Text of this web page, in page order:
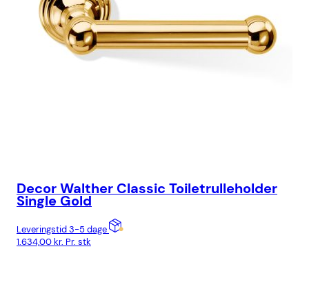
Decor Walther Classic Toiletrulleholder
Single Gold
Leveringstid 3-5 dage
1.634,00kr. Pr. stk